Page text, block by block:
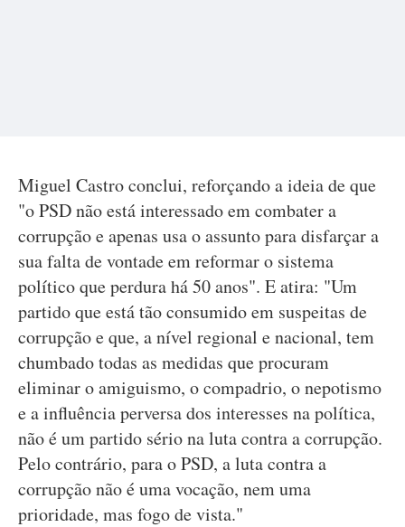
Miguel Castro conclui, reforçando a ideia de que
"o PSD não está interessado em combater a
corrupção e apenas usa o assunto para disfarçar a
sua falta de vontade em reformar o sistema
político que perdura há 50 anos". E atira: "Um
partido que está tão consumido em suspeitas de
corrupção e que, a nível regional e nacional, tem
chumbado todas as medidas que procuram
eliminar o amiguismo, o compadrio, o nepotismo
e a influência perversa dos interesses na política,
não é um partido sério na luta contra a corrupção.
Pelo contrário, para o PSD, a luta contra a
corrupção não é uma vocação, nem uma
prioridade, mas fogo de vista."